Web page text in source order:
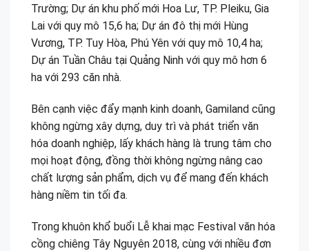
Trường; Dự án khu phố mới Hoa Lư, TP. Pleiku, Gia
Lai với quy mô 15,6 ha; Dự án đô thị mới Hùng
Vương, TP. Tuy Hòa, Phú Yên với quy mô 10,4 ha;
Dự án Tuần Châu tại Quảng Ninh với quy mô hơn 6
ha với 293 căn nhà.
Bên cạnh việc đẩy mạnh kinh doanh, Gamiland cũng
không ngừng xây dựng, duy trì và phát triển văn
hóa doanh nghiệp, lấy khách hàng là trung tâm cho
mọi hoạt động, đồng thời không ngừng nâng cao
chất lượng sản phẩm, dịch vụ để mang đến khách
hàng niềm tin tối đa.
Trong khuôn khổ buổi Lễ khai mạc Festival văn hóa
cồng chiêng Tây Nguyên 2018, cùng với nhiều đơn